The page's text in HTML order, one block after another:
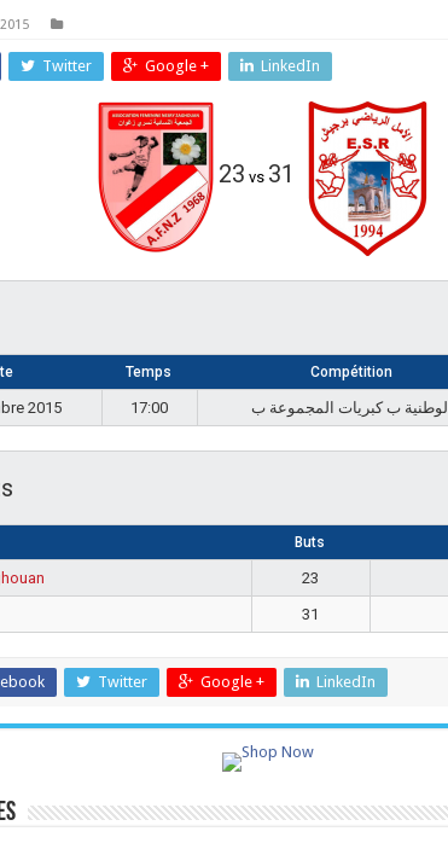
Twitter Google + LinkedIn
23 vs 31
Temps Compétition
2015 17:00 الوطنية ب كبريات المجموعة ب
Buts
23
31
Twitter Google + LinkedIn